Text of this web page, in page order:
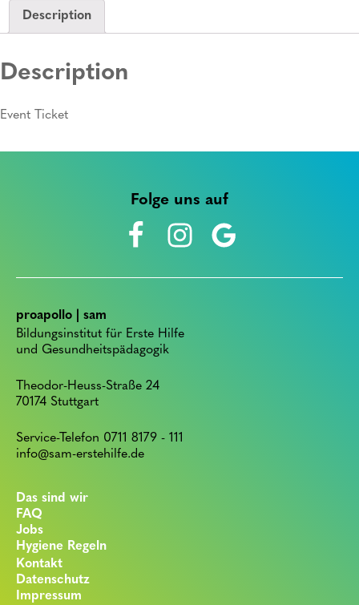
Description
Description
Event Ticket
Folge uns auf
proapollo | sam
Bildungsinstitut für Erste Hilfe
und Gesundheitspädagogik
Theodor-Heuss-Straße 24
70174 Stuttgart
Service-Telefon 0711 8179 - 111
info@sam-erstehilfe.de
Das sind wir
FAQ
Jobs
Hygiene Regeln
Kontakt
Datenschutz
Impressum